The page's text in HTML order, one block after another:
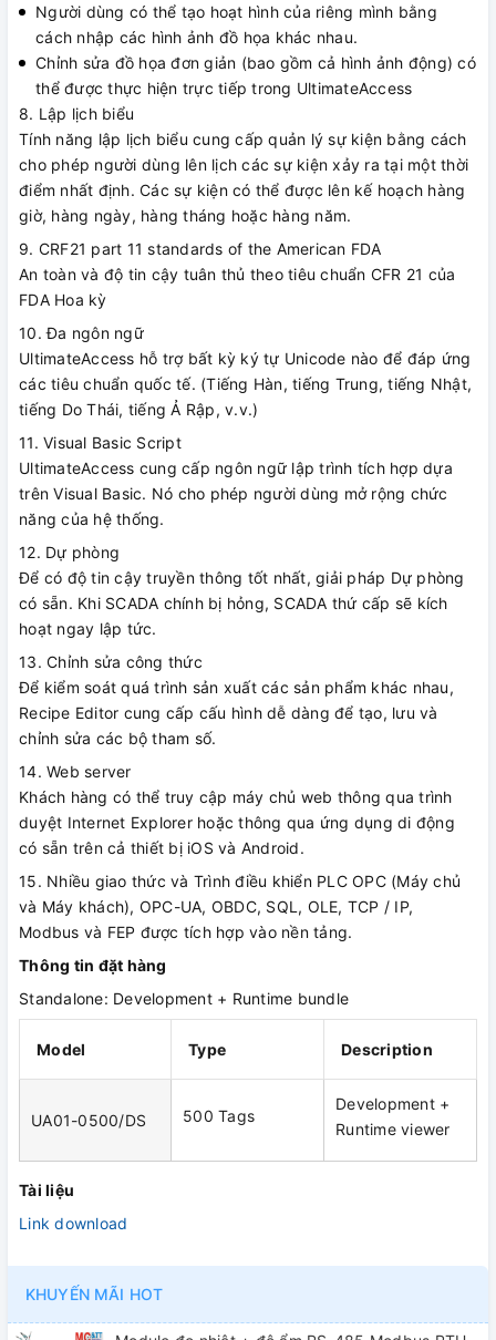
Người dùng có thể tạo hoạt hình của riêng mình bằng
cách nhập các hình ảnh đồ họa khác nhau.
Chỉnh sửa đồ họa đơn giản (bao gồm cả hình ảnh động) có
thể được thực hiện trực tiếp trong UltimateAccess
8. Lập lịch biểu
Tính năng lập lịch biểu cung cấp quản lý sự kiện bằng cách
cho phép người dùng lên lịch các sự kiện xảy ra tại một thời
điểm nhất định. Các sự kiện có thể được lên kế hoạch hàng
giờ, hàng ngày, hàng tháng hoặc hàng năm.
9. CRF21 part 11 standards of the American FDA
An toàn và độ tin cậy tuân thủ theo tiêu chuẩn CFR 21 của
FDA Hoa kỳ
10. Đa ngôn ngữ
UltimateAccess hỗ trợ bất kỳ ký tự Unicode nào để đáp ứng
các tiêu chuẩn quốc tế. (Tiếng Hàn, tiếng Trung, tiếng Nhật,
tiếng Do Thái, tiếng Ả Rập, v.v.)
11. Visual Basic Script
UltimateAccess cung cấp ngôn ngữ lập trình tích hợp dựa
trên Visual Basic. Nó cho phép người dùng mở rộng chức
năng của hệ thống.
12. Dự phòng
Để có độ tin cậy truyền thông tốt nhất, giải pháp Dự phòng
có sẵn. Khi SCADA chính bị hỏng, SCADA thứ cấp sẽ kích
hoạt ngay lập tức.
13. Chỉnh sửa công thức
Để kiểm soát quá trình sản xuất các sản phẩm khác nhau,
Recipe Editor cung cấp cấu hình dễ dàng để tạo, lưu và
chỉnh sửa các bộ tham số.
14. Web server
Khách hàng có thể truy cập máy chủ web thông qua trình
duyệt Internet Explorer hoặc thông qua ứng dụng di động
có sẵn trên cả thiết bị iOS và Android.
15. Nhiều giao thức và Trình điều khiển PLC OPC (Máy chủ
và Máy khách), OPC-UA, OBDC, SQL, OLE, TCP / IP,
Modbus và FEP được tích hợp vào nền tảng.
Thông tin đặt hàng
Standalone: Development + Runtime bundle
Model Type Description
UA01-0500/DS 500 Tags
Development +
Runtime viewer
Tài liệu
Link download
KHUYẾN MÃI HOT